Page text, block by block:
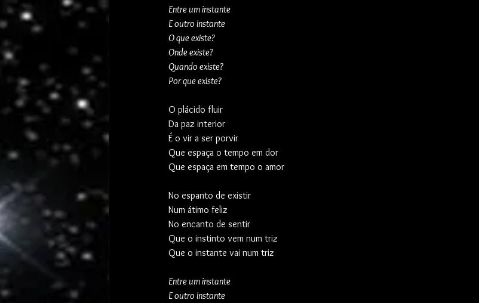
Entre um instante
E outro instante
O que existe?
Onde existe?
Quando existe?
Por que existe?
O plácido fluir
Da paz interior
É o vir a ser porvir
Que espaça o tempo em dor
Que espaça em tempo o amor
No espanto de existir
Num átimo feliz
No encanto de sentir
Que o instinto vem num triz
Que o instante vai num triz
Entre um instante
E outro instante